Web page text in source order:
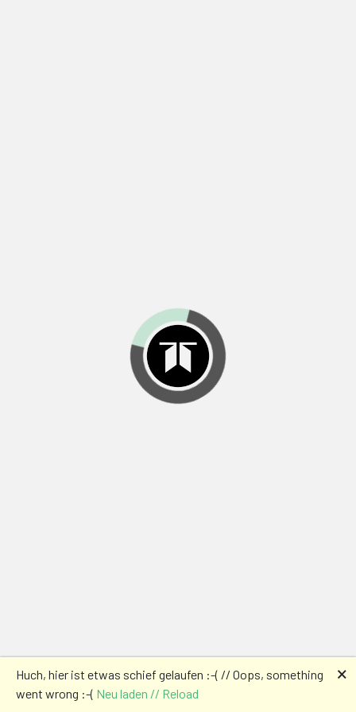
Huch, hier ist etwas schief gelaufen :-( // Oops, something
went wrong :-( Neu laden // Reload
🗙